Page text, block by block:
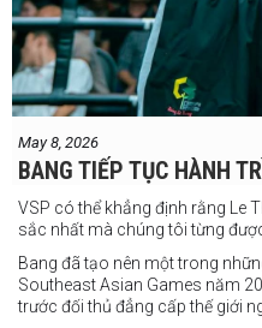
May 8, 2026
BANG TIẾP TỤC HÀNH
VSP có thể khẳng định rằng Le
sắc nhất mà chúng tôi từng
Bang đã tạo nên một trong
Southeast Asian Games năm
trước đối thủ đẳng cấp thế giới